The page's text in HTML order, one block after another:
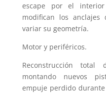
escape por el
modifican los
variar su geometría.
Motor y periféricos.
Reconstrucción
montando nuevos
empuje perdido